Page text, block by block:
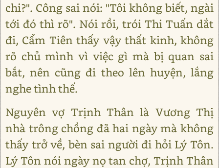
chi?". Công sai nói: "Tôi không biết, ngài
tới đó thì rõ". Nói rồi, trói Thi Tuấn dắt
đi, Cẩm Tiên thấy vậy thất kinh, không
rõ chủ mình vì việc gì mà bị quan sai
bắt, nên cũng đi theo lên huyện, lắng
nghe tình thế.
Nguyên vợ Trịnh Thân là Vương Thị
nhà trông chồng đã hai ngày mà không
thấy trở về, bèn sai người đi hỏi Lý Tôn.
Lý Tôn nói ngày nọ tan chợ, Trịnh Thân